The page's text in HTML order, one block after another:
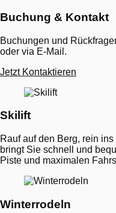
Buchung & Kontakt
Buchungen und
oder via E-Mail.
Jetzt Kontaktieren
Angebote
Skilift
Rauf auf den Berg, rein
bringt Sie schnell und
Piste und maximalen
Winterrodeln